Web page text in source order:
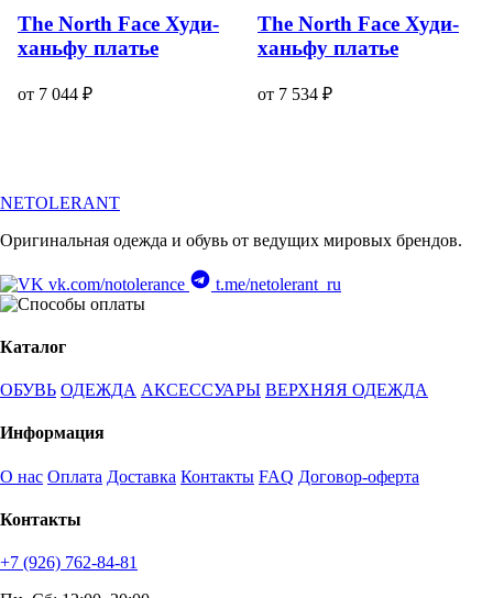
The North Face Худи-
ханьфу платье
от 7 044 ₽
The North Face Худи-
ханьфу платье
от 7 534 ₽
NETOLERANT
Оригинальная одежда и обувь от ведущих мировых брендов.
vk.com/notolerance t.me/netolerant_ru
Каталог
ОБУВЬ ОДЕЖДА АКСЕССУАРЫ ВЕРХНЯЯ ОДЕЖДА
Информация
О нас Оплата Доставка Контакты FAQ Договор-оферта
Контакты
+7 (926) 762-84-81